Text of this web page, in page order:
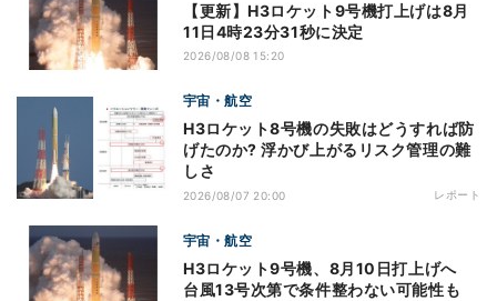
【更新】H3ロケット9号機打上げは8月
11日4時23分31秒に決定
2026/08/08 15:20
宇宙・航空
H3ロケット8号機の失敗はどうすれば防
げたのか? 浮かび上がるリスク管理の難
しさ
2026/08/07 20:00 レポート
宇宙・航空
H3ロケット9号機、8月10日打上げへ
台風13号次第で条件整わない可能性も